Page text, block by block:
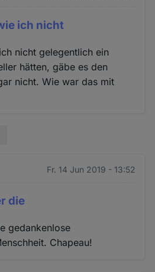
ich nicht
nicht gelegentlich ein
hätten, gäbe es den
nicht. Wie war das mit
Fr. 14 Jun 2019 - 13:52
die
gedankenlose
Chapeau!